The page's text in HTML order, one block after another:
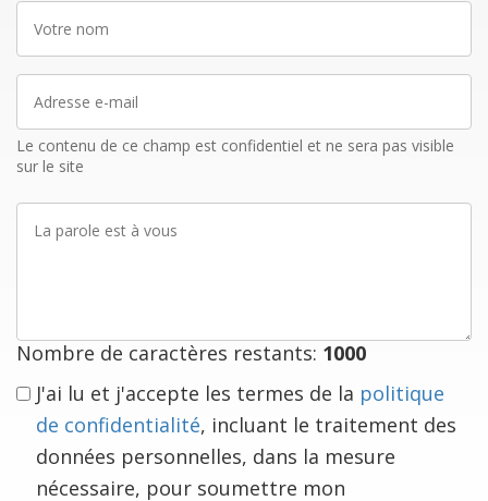
nom
mail
Le contenu de ce champ est confidentiel et ne sera pas visible
sur le site
parole
Nombre de caractères restants: 1000
J'ai lu et j'accepte les termes de la politique
de confidentialité, incluant le traitement des
données personnelles, dans la mesure
nécessaire, pour soumettre mon